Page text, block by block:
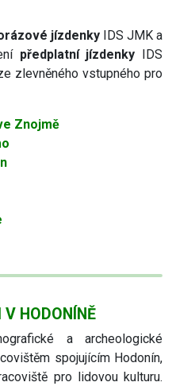
jízdenkyIDS JMK a
předplatní jízdenky IDS
zlevněného vstupného pro
Znojmě
HODONÍNĚ
a archeologické
spojujícím Hodonín,
pro lidovou kulturu.